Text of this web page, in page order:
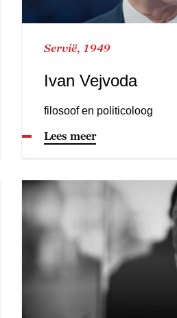
Servië, 1949
Ivan Vejvoda
filosoof en politicoloog
Lees meer